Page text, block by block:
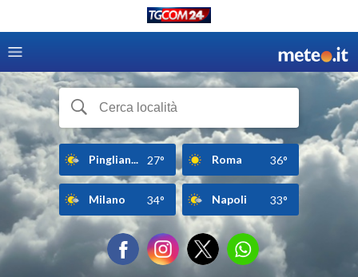
Pinglian... 27° Roma 36°
Milano 34° Napoli 33°